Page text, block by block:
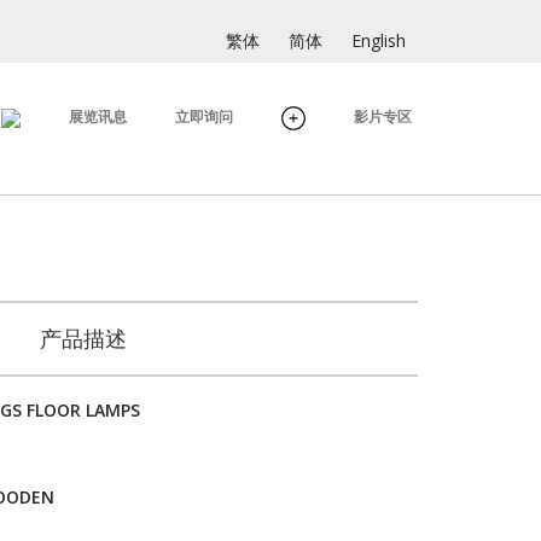
繁体 简体 English
展览讯息 立即询问 影片专区
产品描述
FLOOR LAMPS